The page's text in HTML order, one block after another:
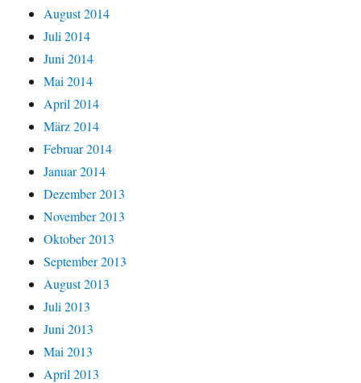
August 2014
Juli 2014
Juni 2014
Mai 2014
April 2014
März 2014
Februar 2014
Januar 2014
Dezember 2013
November 2013
Oktober 2013
September 2013
August 2013
Juli 2013
Juni 2013
Mai 2013
April 2013